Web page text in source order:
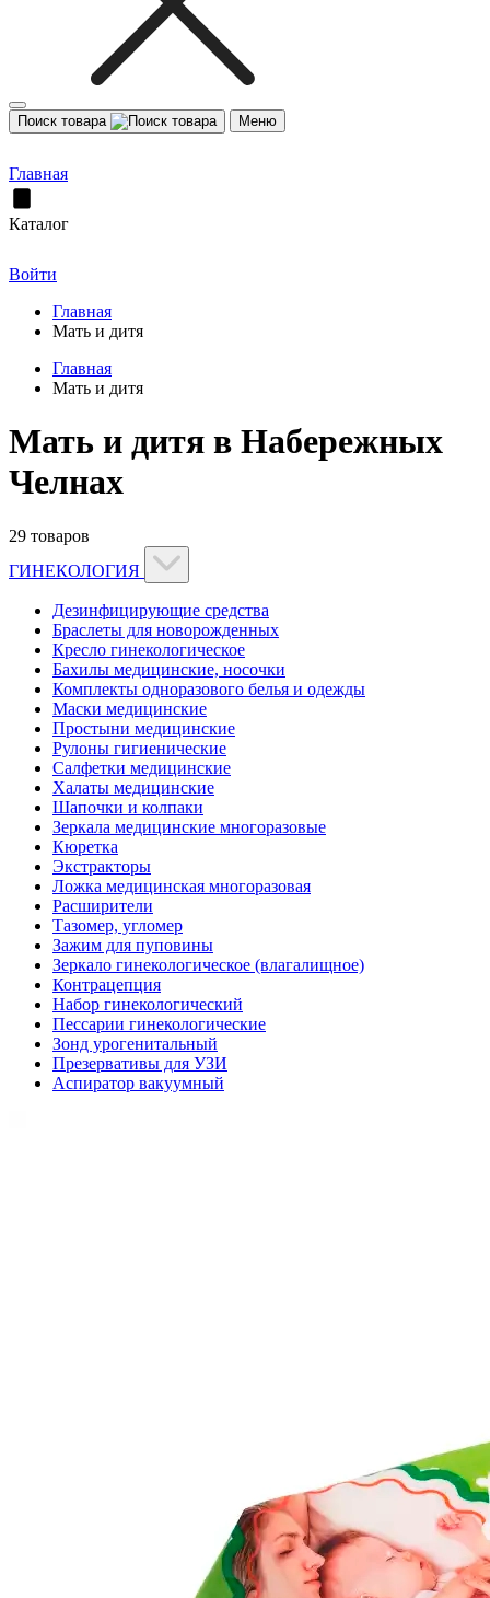
Поиск товара Меню
Главная
Каталог
Войти
Главная
Мать и дитя
Главная
Мать и дитя
Мать и дитя в Набережных
Челнах
29 товаров
ГИНЕКОЛОГИЯ
Дезинфицирующие средства
Браслеты для новорожденных
Кресло гинекологическое
Бахилы медицинские, носочки
Комплекты одноразового белья и одежды
Маски медицинские
Простыни медицинские
Рулоны гигиенические
Салфетки медицинские
Халаты медицинские
Шапочки и колпаки
Зеркала медицинские многоразовые
Кюретка
Экстракторы
Ложка медицинская многоразовая
Расширители
Тазомер, угломер
Зажим для пуповины
Зеркало гинекологическое (влагалищное)
Контрацепция
Набор гинекологический
Пессарии гинекологические
Зонд урогенитальный
Презервативы для УЗИ
Аспиратор вакуумный